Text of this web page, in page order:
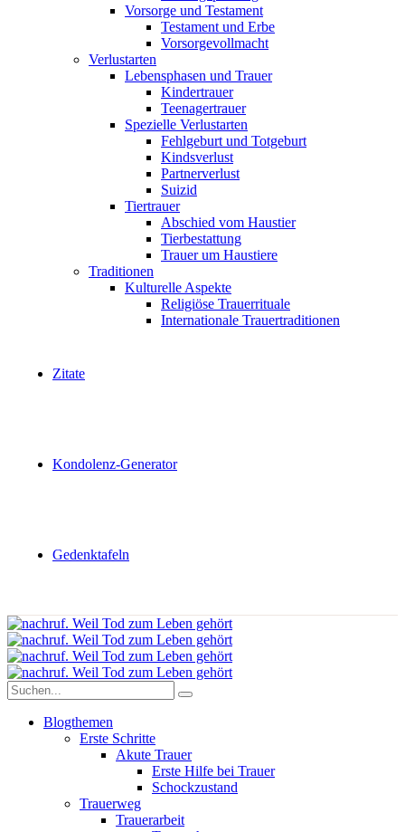
Vorsorge und Testament
Testament und Erbe
Vorsorgevollmacht
Verlustarten
Lebensphasen und Trauer
Kindertrauer
Teenagertrauer
Spezielle Verlustarten
Fehlgeburt und Totgeburt
Kindsverlust
Partnerverlust
Suizid
Tiertrauer
Abschied vom Haustier
Tierbestattung
Trauer um Haustiere
Traditionen
Kulturelle Aspekte
Religiöse Trauerrituale
Internationale Trauertraditionen
Zitate
Kondolenz-Generator
Gedenktafeln
Blogthemen
Erste Schritte
Akute Trauer
Erste Hilfe bei Trauer
Schockzustand
Trauerweg
Trauerarbeit